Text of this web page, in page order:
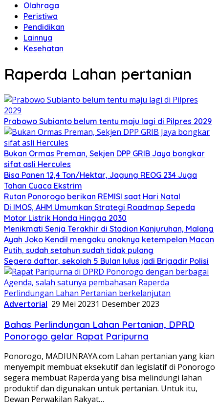
Olahraga
Peristiwa
Pendidikan
Lainnya
Kesehatan
Raperda Lahan pertanian
Prabowo Subianto belum tentu maju lagi di Pilpres 2029
Bukan Ormas Preman, Sekjen DPP GRIB Jaya bongkar
sifat asli Hercules
Bisa Panen 12,4 Ton/Hektar, Jagung REOG 234 Juga
Tahan Cuaca Ekstrim
Rutan Ponorogo berikan REMISI saat Hari Natal
Di IMOS, AHM Umumkan Strategi Roadmap Sepeda
Motor Listrik Honda Hingga 2030
Menikmati Senja Terakhir di Stadion Kanjuruhan, Malang
Ayah Joko Kendil mengaku anaknya ketempelan Macan
Putih, sudah setahun sudah tidak pulang
Segera daftar, sekolah 5 Bulan lulus jadi Brigadir Polisi
Advertorial 29 Mei 20231 Desember 2023
Bahas Perlindungan Lahan Pertanian, DPRD
Ponorogo gelar Rapat Paripurna
Ponorogo, MADIUNRAYA.com Lahan pertanian yang kian
menyempit membuat eksekutif dan legislatif di Ponorogo
segera membuat Raperda yang bisa melindungi lahan
produktif dan digunakan untuk pertanian. Untuk itu,
Dewan Perwakilan Rakyat…